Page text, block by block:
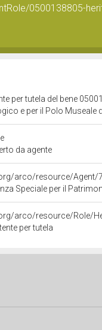
0500138805-
per tutela del bene
e per il Polo Museale
da agente
arco/resource/Agent/
per il Patrimonio Storico
arco/resource/Role/
per tutela